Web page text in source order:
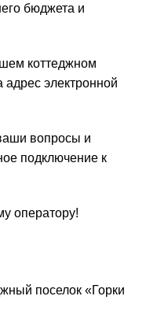
бюджета и
коттеджном
электронной
вопросы и
подключение к
оператору!
поселок «Горки